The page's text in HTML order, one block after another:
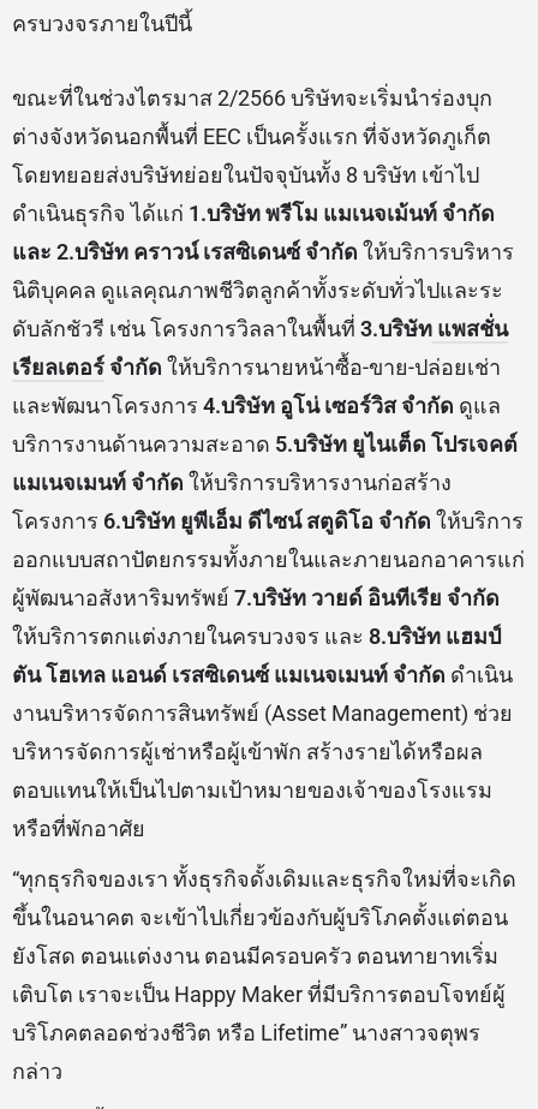
ครบวงจรภายในปีนี้
ขณะที่ในช่วงไตรมาส 2/2566 บริษัทจะเริ่มนำร่องบุก
ต่างจังหวัดนอกพื้นที่ EEC เป็นครั้งแรก ที่จังหวัดภูเก็ต
โดยทยอยส่งบริษัทย่อยในปัจจุบันทั้ง 8 บริษัท เข้าไป
ดำเนินธุรกิจ ได้แก่ 1.บริษัท พรีโม แมเนจเม้นท์ จำกัด
และ 2.บริษัท คราวน์ เรสซิเดนซ์ จำกัดให้บริการบริหาร
นิติบุคคล ดูแลคุณภาพชีวิตลูกค้าทั้งระดับทั่วไปและระ
ดับลักชัวรี เช่น โครงการวิลลาในพื้นที่3.บริษัทแพสชั่น
เรียลเตอร์จำกัดให้บริการนายหน้าซื้อ-ขาย-ปล่อยเช่า
และพัฒนาโครงการ4.บริษัท อูโน่ เซอร์วิส จำกัดดูแล
บริการงานด้านความสะอาด5.บริษัท ยูไนเต็ด โปรเจคต์
แมเนจเมนท์ จำกัดให้บริการบริหารงานก่อสร้าง
โครงการ6.บริษัท ยูพีเอ็ม ดีไซน์ สตูดิโอ จำกัดให้บริการ
ออกแบบสถาปัตยกรรมทั้งภายในและภายนอกอาคารแก่
ผู้พัฒนาอสังหาริมทรัพย์ 7.บริษัท วายด์ อินทีเรีย จำกัด
ให้บริการตกแต่งภายในครบวงจร และ8.บริษัท แฮมป์
ตัน โฮเทล แอนด์ เรสซิเดนซ์ แมเนจเมนท์ จำกัด
ดำเนิน
งานบริหารจัดการสินทรัพย์ (Asset Management) ช่วย
บริหารจัดการผู้เช่าหรือผู้เข้าพัก สร้างรายได้หรือผล
ตอบแทนให้เป็นไปตามเป้าหมายของเจ้าของโรงแรม